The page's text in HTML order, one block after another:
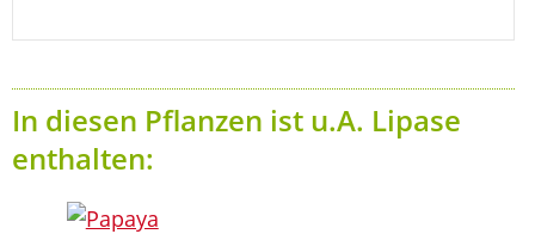
In diesen Pflanzen ist u.A. Lipase
enthalten: